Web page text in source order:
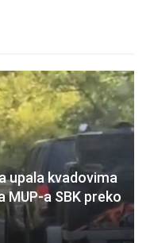
upala kvadovima
MUP-a SBK preko